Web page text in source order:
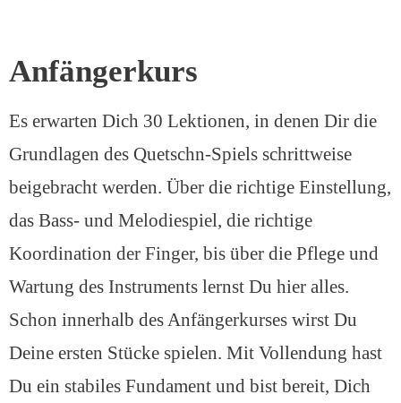
Anfängerkurs
Es erwarten Dich 30 Lektionen, in denen Dir die
Grundlagen des Quetschn-Spiels schrittweise
beigebracht werden. Über die richtige Einstellung,
das Bass- und Melodiespiel, die richtige
Koordination der Finger, bis über die Pflege und
Wartung des Instruments lernst Du hier alles.
Schon innerhalb des Anfängerkurses wirst Du
Deine ersten Stücke spielen. Mit Vollendung hast
Du ein stabiles Fundament und bist bereit, Dich